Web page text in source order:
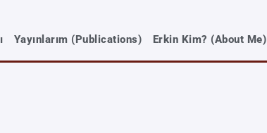
Yayınlarım (Publications) Erkin Kim? (About Me)